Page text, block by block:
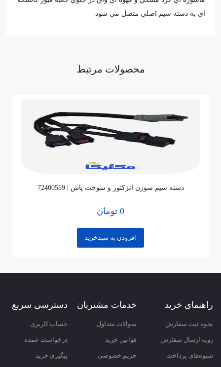
اي به دسته سيم اصلي متصل مي شود
در خواهد آمد
محصولات مرتبط
دسته سیم سوزن انژکتور و سوخت پاش | 72400559
0 تومان
افزودن به سبدخرید
دسترسی سریع
حساب کاربری
درخواست عمده
پیگیری خرید
خدمات مشتریان
سوالات متداول
قوانین خرید
حریم خصوصی
راهنمای خرید
نحوه ثبت سفارش
رویه ارسال سفارش
شیوه‌های پرداخت